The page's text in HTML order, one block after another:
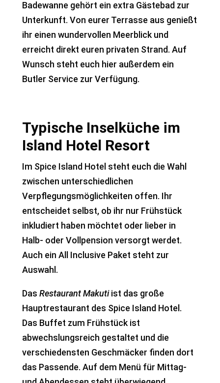
Badewanne gehört ein extra Gästebad zur
Unterkunft. Von eurer Terrasse aus genießt
ihr einen wundervollen Meerblick und
erreicht direkt euren privaten Strand. Auf
Wunsch steht euch hier außerdem ein
Butler Service zur Verfügung.
Typische Inselküche im
Island Hotel Resort
Im Spice Island Hotel steht euch die Wahl
zwischen unterschiedlichen
Verpflegungsmöglichkeiten offen. Ihr
entscheidet selbst, ob ihr nur Frühstück
inkludiert haben möchtet oder lieber in
Halb- oder Vollpension versorgt werdet.
Auch ein All Inclusive Paket steht zur
Auswahl.
Das Restaurant Makutiist das große
Hauptrestaurant des Spice Island Hotel.
Das Buffet zum Frühstück ist
abwechslungsreich gestaltet und die
verschiedensten Geschmäcker finden dort
das Passende. Auf dem Menü für Mittag-